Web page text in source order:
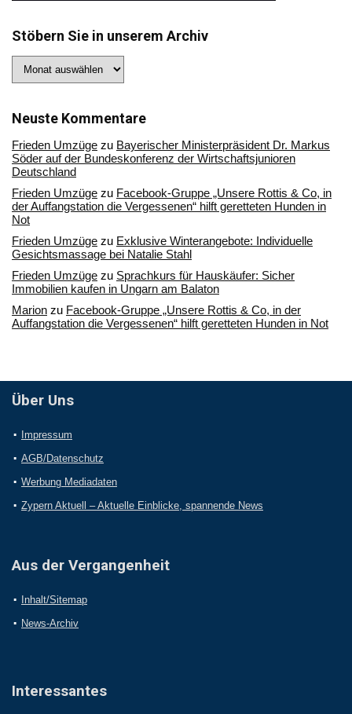
Stöbern Sie in unserem Archiv
Sie
Archiv
Neuste Kommentare
Frieden Umzüge zu Bayerischer Ministerpräsident Dr. Markus
Söder auf der Bundeskonferenz der Wirtschaftsjunioren
Deutschland
Frieden Umzüge zu Facebook-Gruppe „Unsere Rottis & Co, in
der Auffangstation die Vergessenen“ hilft geretteten Hunden in
Not
Frieden Umzüge zu Exklusive Winterangebote: Individuelle
Gesichtsmassage bei Natalie Stahl
Frieden Umzüge zu Sprachkurs für Hauskäufer: Sicher
Immobilien kaufen in Ungarn am Balaton
Marion zu Facebook-Gruppe „Unsere Rottis & Co, in der
Auffangstation die Vergessenen“ hilft geretteten Hunden in Not
Über Uns
Impressum
AGB/Datenschutz
Werbung Mediadaten
Zypern Aktuell – Aktuelle Einblicke, spannende News
Aus der Vergangenheit
Inhalt/Sitemap
News-Archiv
Interessantes